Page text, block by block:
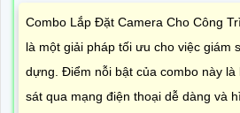
Combo Lắp Đặt Camera Cho Công
là một giải pháp tối ưu cho việc giám
dựng. Điểm nỗi bật của combo này là
sát qua mạng điện thoại dễ dàng và